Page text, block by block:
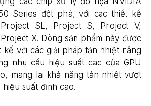
Series đột phá, với các thiết kế
SL, Project S, Project V,
X. Dòng sản phẩm này được
kế với các giải pháp tản nhiệt nâng
nhu cầu hiệu suất cao của GPU
mang lại khả năng tản nhiệt vượt
suất đỉnh cao.